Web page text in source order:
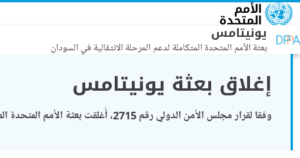
تجاوز إلى المحتوى الرئيسي
يونيتامس
بعثة الأمم المتحدة المتكاملة لدعم المرحلة الانتقالية في السودان
إغلاق بعثة يونيتامس
وفقا لقرار مجلس الأمن الدولي رقم 2715، أُغلقت بعثة الأمم المتحدة المتكاملة لدعم المرحلة الانتقالية في السودان (يونيتامس) في 29 شباط/فبراير 2024.